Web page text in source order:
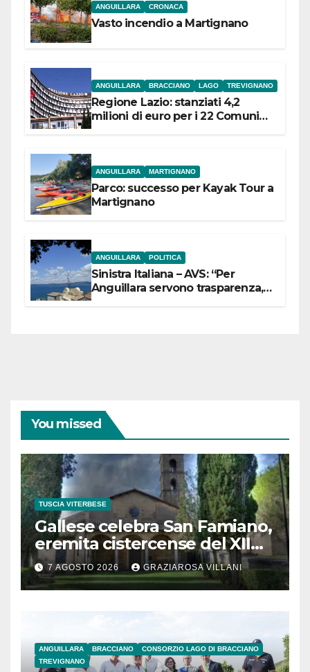
ANGUILLARA CRONACA
Vasto incendio a Martignano
ANGUILLARA BRACCIANO LAGO TREVIGNANO
Regione Lazio: stanziati 4,2
milioni di euro per i 22 Comuni
ANGUILLARA MARTIGNANO
Parco: successo per Kayak Tour a
Martignano
ANGUILLARA POLITICA
Sinistra Italiana – AVS: “Per
Anguillara servono trasparenza,
You missed
TUSCIA VITERBESE
Gallese celebra San Famiano,
eremita cistercense del XII
secolo
7 AGOSTO 2026 GRAZIAROSA VILLANI
ANGUILLARA BRACCIANO
CONSORZIO LAGO DI BRACCIANO
TREVIGNANO